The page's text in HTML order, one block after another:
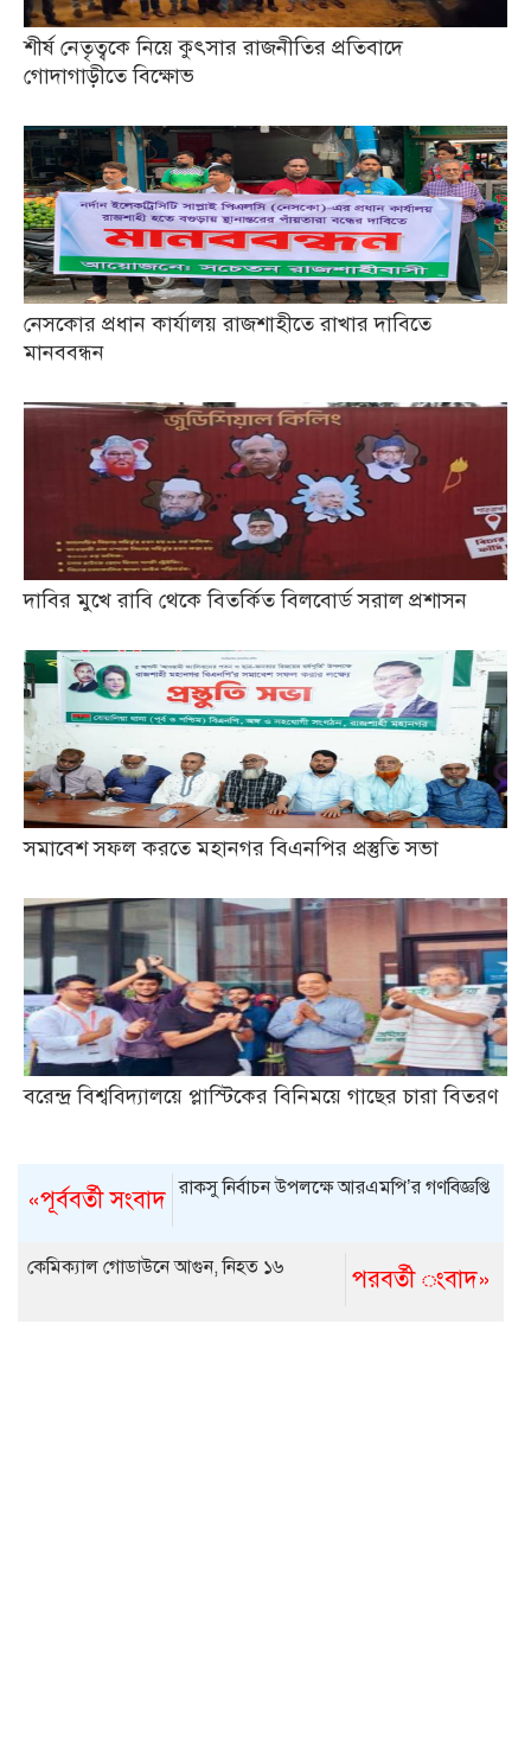
শীর্ষ নেতৃত্বকে নিয়ে কুৎসার রাজনীতির প্রতিবাদে
গোদাগাড়ীতে বিক্ষোভ
নেসকোর প্রধান কার্যালয় রাজশাহীতে রাখার দাবিতে
মানববন্ধন
দাবির মুখে রাবি থেকে বিতর্কিত বিলবোর্ড সরাল প্রশাসন
সমাবেশ সফল করতে মহানগর বিএনপির প্রস্তুতি সভা
বরেন্দ্র বিশ্ববিদ্যালয়ে প্লাস্টিকের বিনিময়ে গাছের চারা বিতরণ
«পূর্ববর্তী সংবাদ রাকসু নির্বাচন উপলক্ষে আরএমপি’র গণবিজ্ঞপ্তি
পরবর্তী ংবাদ»
কেমিক্যাল গোডাউনে আগুন, নিহত ১৬